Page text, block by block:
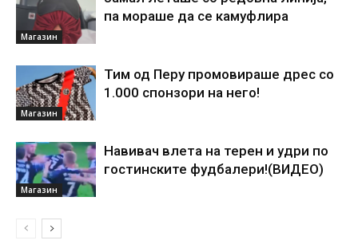
Магазин
па мораше да се камуфлира
Магазин
Тим од Перу промовираше дрес со
1.000 спонзори на него!
Магазин
Навивач влета на терен и удри по
гостинските фудбалери!(ВИДЕО)